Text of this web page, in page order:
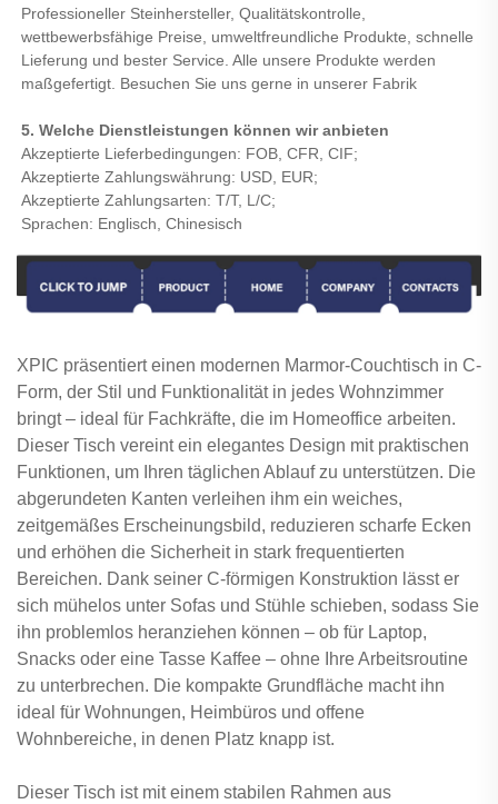
Professioneller Steinhersteller, Qualitätskontrolle,
wettbewerbsfähige Preise, umweltfreundliche Produkte, schnelle
Lieferung und bester Service. Alle unsere Produkte werden
maßgefertigt. Besuchen Sie uns gerne in unserer Fabrik
5. Welche Dienstleistungen können wir anbieten
Akzeptierte Lieferbedingungen: FOB, CFR, CIF;
Akzeptierte Zahlungswährung: USD, EUR;
Akzeptierte Zahlungsarten: T/T, L/C;
Sprachen: Englisch, Chinesisch
XPIC präsentiert einen modernen Marmor-Couchtisch in C-
Form, der Stil und Funktionalität in jedes Wohnzimmer
bringt – ideal für Fachkräfte, die im Homeoffice arbeiten.
Dieser Tisch vereint ein elegantes Design mit praktischen
Funktionen, um Ihren täglichen Ablauf zu unterstützen. Die
abgerundeten Kanten verleihen ihm ein weiches,
zeitgemäßes Erscheinungsbild, reduzieren scharfe Ecken
und erhöhen die Sicherheit in stark frequentierten
Bereichen. Dank seiner C-förmigen Konstruktion lässt er
sich mühelos unter Sofas und Stühle schieben, sodass Sie
ihn problemlos heranziehen können – ob für Laptop,
Snacks oder eine Tasse Kaffee – ohne Ihre Arbeitsroutine
zu unterbrechen. Die kompakte Grundfläche macht ihn
ideal für Wohnungen, Heimbüros und offene
Wohnbereiche, in denen Platz knapp ist.
Dieser Tisch ist mit einem stabilen Rahmen aus